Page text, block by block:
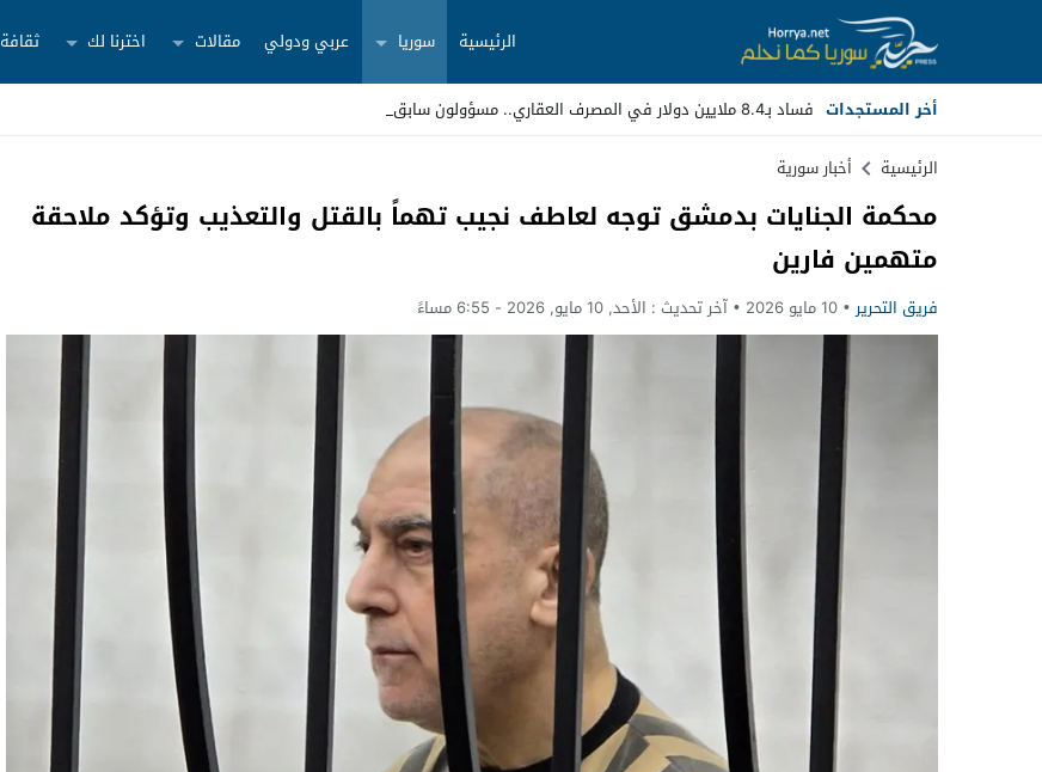
الرئيسية سوريا عربي ودولي مقالات اخترنا لك ثقافة
أخر المستجدات فساد بـ8.4 ملايين دولار في المصرف العقاري.. مسؤولون سابقون أمام القض_
Stop
Previous
Next
الرئيسية أخبار سورية
محكمة الجنايات بدمشق توجه لعاطف نجيب تهماً بالقتل والتعذيب وتؤكد ملاحقة
متهمين فارين
فريق التحرير 10 مايو 2026 آخر تحديث : الأحد, 10 مايو, 2026 - 6:55 مساءً